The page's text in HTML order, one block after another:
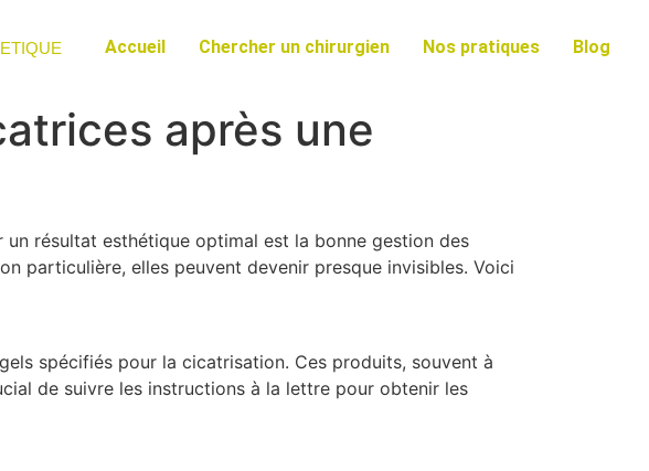
Accueil Chercher un chirurgien Nos pratiques Blog
après une
résultat esthétique optimal est la bonne gestion des
particulière, elles peuvent devenir presque invisibles. Voici
spécifiés pour la cicatrisation. Ces produits, souvent à
de suivre les instructions à la lettre pour obtenir les